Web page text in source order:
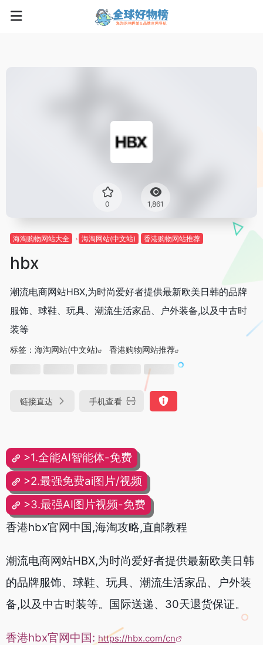
0 1,861
海淘购物网站大全 海淘网站(中文站) 香港购物网站推荐
hbx
潮流电商网站HBX,为时尚爱好者提供最新欧美日韩的品牌
服饰、球鞋、玩具、潮流生活家品、户外装备,以及中古时
装等
标签： 海淘网站(中文站) 香港购物网站推荐
链接直达 手机查看
>1.全能AI智能体-免费
>2.最强免费ai图片/视频
>3.最强AI图片视频-免费
香港hbx官网中国,海淘攻略,直邮教程
潮流电商网站HBX,为时尚爱好者提供最新欧美日韩
的品牌服饰、球鞋、玩具、潮流生活家品、户外装
备,以及中古时装等。国际送递、30天退货保证。
香港hbx官网中国: https://hbx.com/cn